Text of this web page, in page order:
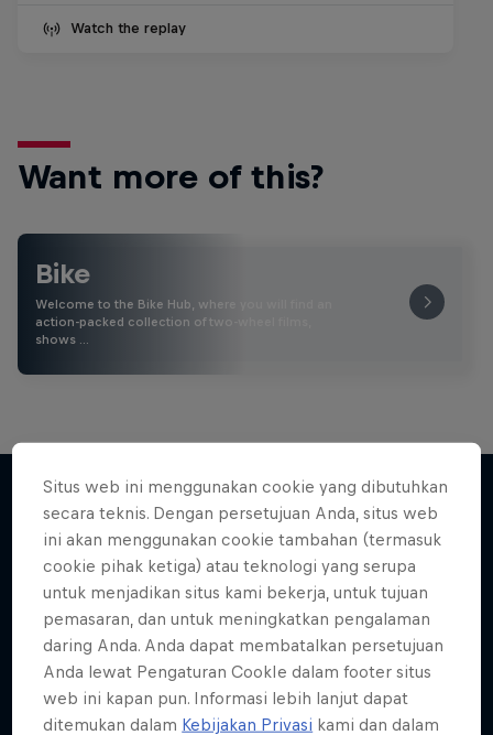
Watch the replay
Want more of this?
Bike
Welcome to the Bike Hub, where you will find an
action-packed collection of two-wheel films,
shows …
Lebih banyak seperti ini
Situs web ini menggunakan cookie yang dibutuhkan
secara teknis. Dengan persetujuan Anda, situs web
ini akan menggunakan cookie tambahan (termasuk
cookie pihak ketiga) atau teknologi yang serupa
untuk menjadikan situs kami bekerja, untuk tujuan
pemasaran, dan untuk meningkatkan pengalaman
daring Anda. Anda dapat membatalkan persetujuan
Anda lewat Pengaturan CookIe dalam footer situs
web ini kapan pun. Informasi lebih lanjut dapat
ditemukan dalam Kebijakan Privasi kami dan dalam